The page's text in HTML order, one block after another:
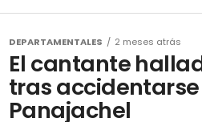
DEPARTAMENTALES 2 meses atrás
El cantante
tras
Panajachel